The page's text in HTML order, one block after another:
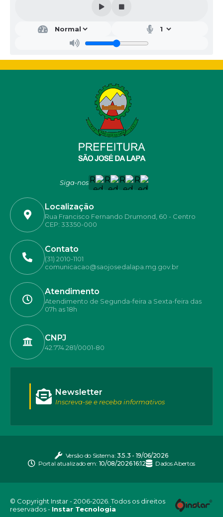
Siga-nos
Localização
Rua Francisco Fernando Drumond, 60 - Centro
CEP: 33350-000
Contato
(31) 2010-1101
comunicacao@saojosedalapa.mg.gov.br
Atendimento
Atendimento de Segunda-feira a Sexta-feira das
07h as 18h
CNPJ
42.774.281/0001-80
Newsletter
Inscreva-se e receba informativos
Versão do Sistema: 3.5.3 - 19/06/2026
Portal atualizado em: 10/08/2026 16:12 Dados Abertos
© Copyright Instar - 2006-2026. Todos os direitos
reservados - Instar Tecnologia